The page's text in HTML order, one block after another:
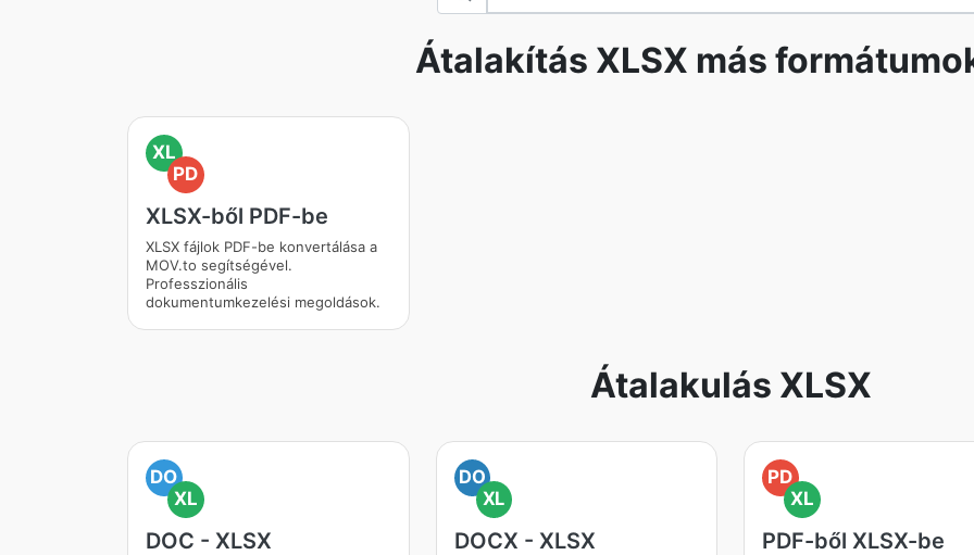
Átalakítás XLSX más
XL
PD
XLSX-ből PDF-be
XLSX fájlok PDF-be konvertálása a
MOV.to segítségével.
Professzionális
dokumentumkezelési megoldások.
Átalakulás XLSX
DO
XL
DOC - XLSX
DO
XL
DOCX - XLSX
PD
XL
PDF-ből XLSX-be